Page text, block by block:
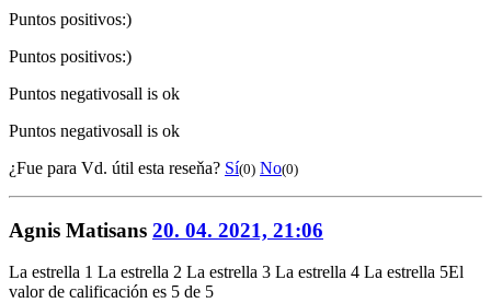
Puntos positivos:)
Puntos positivos:)
Puntos negativosall is ok
Puntos negativosall is ok
¿Fue para Vd. útil esta reseňa? Sí(0) No(0)
Agnis Matisans 20. 04. 2021, 21:06
La estrella 1 La estrella 2 La estrella 3 La estrella 4 La estrella 5El
valor de calificación es 5 de 5